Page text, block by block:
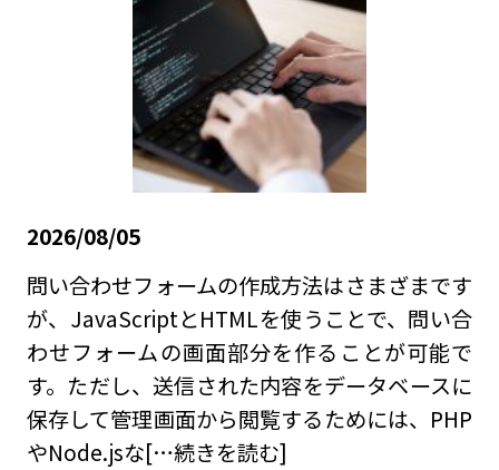
2026/08/05
問い合わせフォームの作成方法はさまざまです
が、JavaScriptとHTMLを使うことで、問い合
わせフォームの画面部分を作ることが可能で
す。ただし、送信された内容をデータベースに
保存して管理画面から閲覧するためには、PHP
やNode.jsな[…続きを読む]